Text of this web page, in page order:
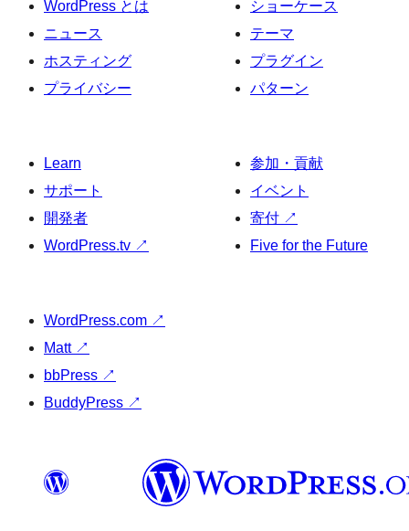
WordPress とは
ニュース
ホスティング
プライバシー
ショーケース
テーマ
プラグイン
パターン
Learn
サポート
開発者
WordPress.tv ↗
参加・貢献
イベント
寄付 ↗
Five for the Future
WordPress.com ↗
Matt ↗
bbPress ↗
BuddyPress ↗